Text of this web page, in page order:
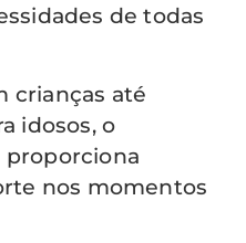
de todas
crianças até
idosos, o
proporciona
nos momentos